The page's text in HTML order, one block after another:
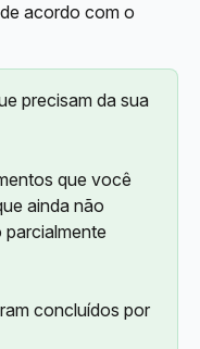
acordo com o
precisam da sua
que você
ainda não
concluídos por